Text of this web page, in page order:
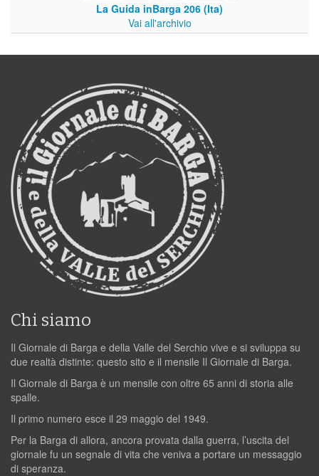
La Guida inBarga 206 (Ita)
Vai all'archivio
Chi siamo
Il Giornale di Barga e della Valle del Serchio vive e si sviluppa su
due realtà distinte: questo sito e il mensile Il Giornale di Barga.
Il Giornale di Barga è un mensile con oltre 65 anni di storia alle
spalle.
Il primo numero esce il 29 maggio del 1949.
Per la Barga di allora, ancora provata dalla guerra, l’uscita del
giornale fu un segnale di vita che veniva a portare un messaggio
di speranza.